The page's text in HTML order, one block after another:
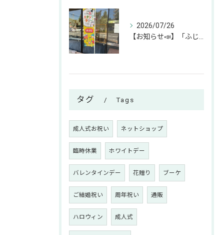
2026/07/26
タグ Tags
成人式お祝い ネットショップ
臨時休業 ホワイトデー
バレンタインデー 花贈り ブーケ
ご結婚祝い 周年祝い 通販
ハロウィン 成人式